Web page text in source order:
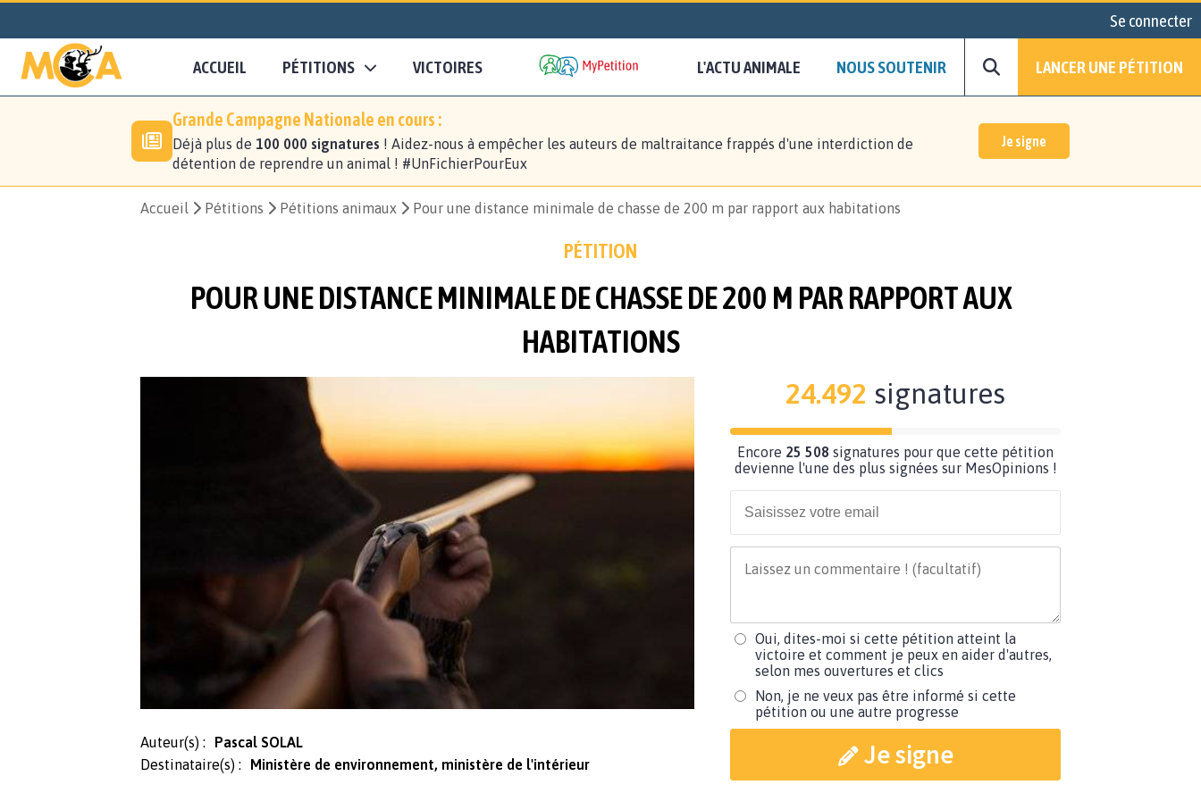
Se connecter
ACCUEIL PÉTITIONS VICTOIRES L'ACTU ANIMALE NOUS SOUTENIR LANCER UNE PÉTITION
Grande Campagne Nationale en cours :
Déjà plus de 100 000 signatures ! Aidez-nous à empêcher les auteurs de maltraitance frappés d'une interdiction de
détention de reprendre un animal ! #UnFichierPourEux
Je signe
Accueil Pétitions Pétitions animaux Pour une distance minimale de chasse de 200 m par rapport aux habitations
PÉTITION
POUR UNE DISTANCE MINIMALE DE CHASSE DE 200 M PAR RAPPORT AUX
HABITATIONS
Auteur(s) :
Pascal SOLAL
Destinataire(s) :
Ministère de environnement, ministère de l'intérieur
24.492 signatures
Encore 25 508 signatures pour que cette pétition
devienne l'une des plus signées sur MesOpinions !
Oui, dites-moi si cette pétition atteint la
victoire et comment je peux en aider d'autres,
selon mes ouvertures et clics
Non, je ne veux pas être informé si cette
pétition ou une autre progresse
Je signe